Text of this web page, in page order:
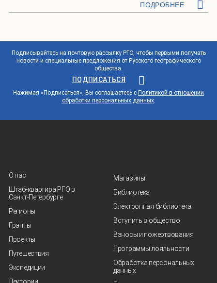
ПОДРОБНЕЕ
Подписывайтесь на почтовую рассылку РГО, чтобы первыми получать
новости и специальные предложения от Русского географического
общества.
ПОДПИСАТЬСЯ
Нажимая «Подписаться», Вы соглашаетесь с Политикой в отношении
обработки персональных данных.
О нас
Штаб-квартира РГО в
Санкт‑Петербурге
Регионы
Гранты
Проекты
Путешествия
Экспедиции
Лектории
Магазины
Библиотека
Электронная библиотека
Вступить в общество
Взносы и пожертвования
Программы лояльности
Обработка персональных
данных